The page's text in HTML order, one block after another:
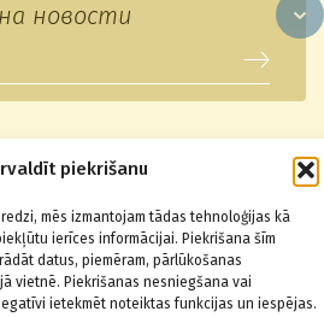
piekrišanu
mēs izmantojam tādas tehnoloģijas kā
ierīces informācijai. Piekrišana šīm
datus, piemēram, pārlūkošanas
vietnē. Piekrišanas nesniegšana vai
ietekmēt noteiktas funkcijas un iespējas.
новости
Baltikons - Centrs